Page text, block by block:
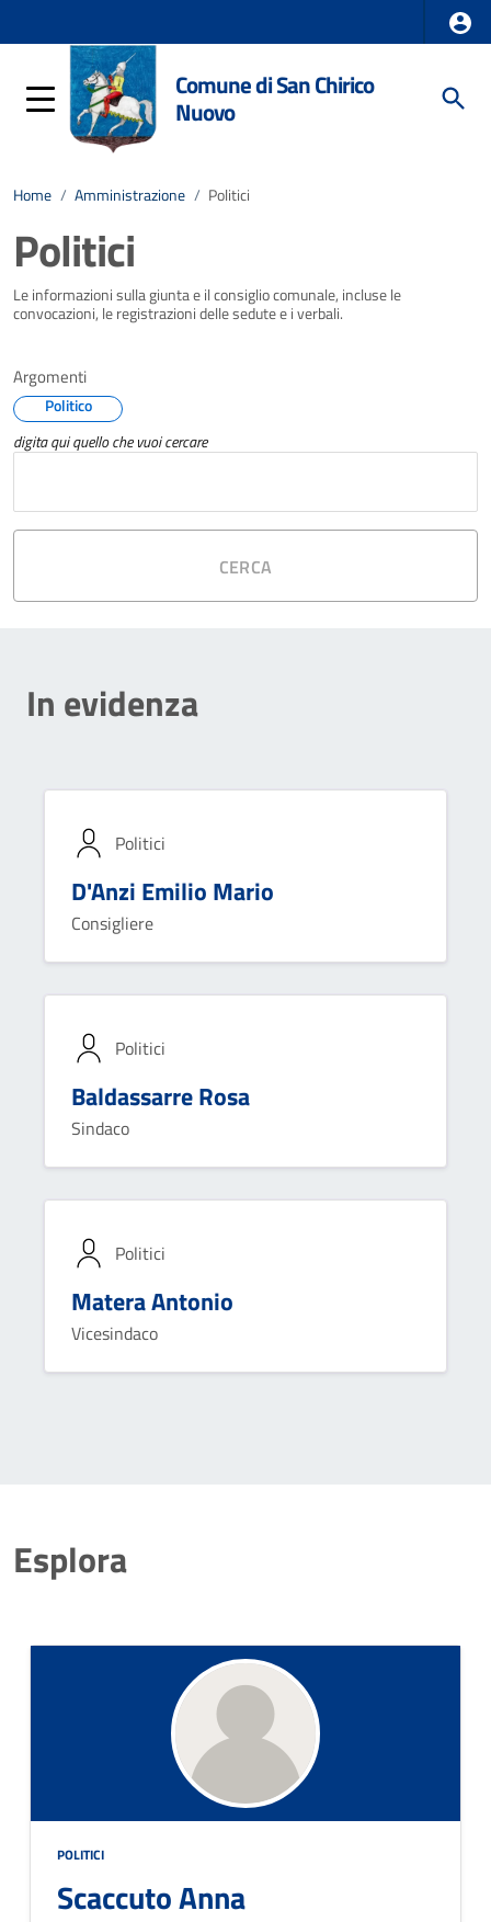
Comune di San Chirico
Nuovo
Home / Amministrazione / Politici
Politici
Le informazioni sulla giunta e il consiglio comunale, incluse le
convocazioni, le registrazioni delle sedute e i verbali.
Argomenti
Politico
digita qui quello che vuoi cercare
CERCA
In evidenza
Politici
D'Anzi Emilio Mario
Consigliere
Politici
Baldassarre Rosa
Sindaco
Politici
Matera Antonio
Vicesindaco
Esplora
POLITICI
Scaccuto Anna